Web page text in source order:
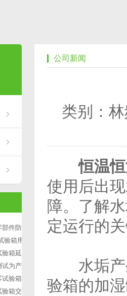
件防腐测
箱用于涂
箱延长产
为产品研
验箱缺水
箱交变盐
公司新闻
类别：
恒温
使用后出
障。了解
定运行的
水垢产生
验箱的加